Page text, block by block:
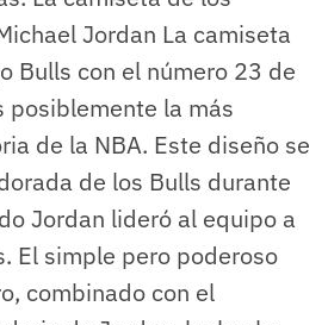
Jordan La camiseta
Bulls con el número 23 de
posiblemente la más
de la NBA. Este diseño se
de los Bulls durante
Jordan lideró al equipo a
El simple pero poderoso
combinado con el